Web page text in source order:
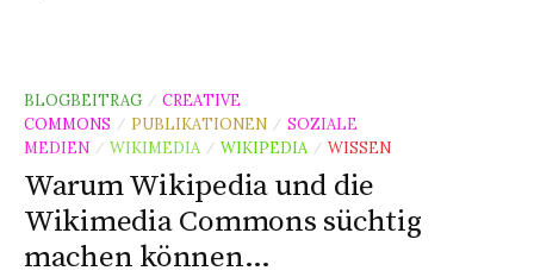
BLOGBEITRAG / CREATIVE
COMMONS
/ PUBLIKATIONEN / SOZIALE
MEDIEN / WIKIMEDIA / WIKIPEDIA / WISSEN
Warum Wikipedia und die
Wikimedia Commons süchtig
machen können…